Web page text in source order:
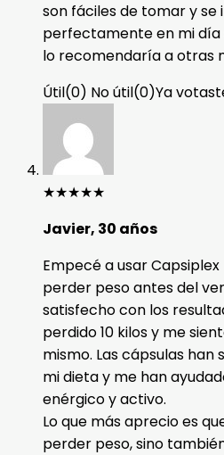
son fáciles de tomar y se
perfectamente en mi día
lo recomendaría a otras
Útil(0) No útil(0)Ya
★★★★★
Javier, 30 años
Empecé a usar
perder peso antes del
satisfecho con los
perdido 10 kilos y me
mismo. Las cápsulas han
mi dieta y me han
enérgico y activo.
Lo que más aprecio es
perder peso, sino